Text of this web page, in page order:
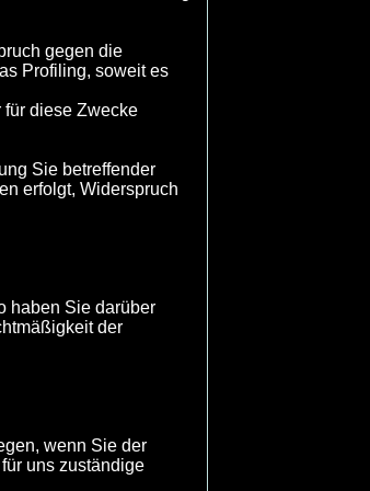
gegen die
Profiling, soweit es
für diese Zwecke
Sie betreffender
erfolgt, Widerspruch
haben Sie darüber
der
wenn Sie der
uns zuständige